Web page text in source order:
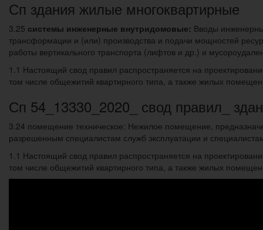
Сп здания жилые многоквартирные
3.25 системы инженерные внутридомовые: Вводы
трансформации и (или) производства и подачи мощностей
работы вертикального транспорта (лифтов и др.) и
1.1 Настоящий свод правил распространяется на
том числе общежитий квартирного типа, а также жилых
Сп 54_13330_2020_ свод правил_
3.24 помещение техническое: Нежилое помещение,
разрешенным специалистам служб эксплуатации и
1.1 Настоящий свод правил распространяется на
том числе общежитий квартирного типа, а также жилых